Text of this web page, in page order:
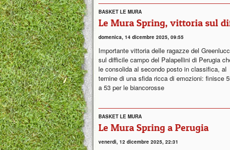
BASKET LE MURA
Le Mura Spring, vittoria sul
domenica, 14 dicembre 2025, 09:55
Importante vittoria delle ragazze del
sul difficile campo del Palapellini di Perugia
le consolida al secondo posto in classifica, al
ternine di una sfida ricca di emozioni: finisce
a 53 per le biancorosse
BASKET LE MURA
Le Mura Spring a Perugia
venerdì, 12 dicembre 2025, 22:31